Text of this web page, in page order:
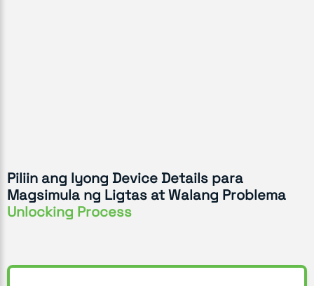
Piliin ang Iyong Device Details para
Magsimula ng Ligtas at Walang Problema
Unlocking Process